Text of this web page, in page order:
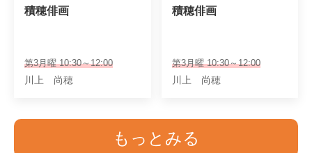
積穂俳画
第3月曜 10:30～12:00
川上 尚穂
積穂俳画
第3月曜 10:30～12:00
川上 尚穂
もっとみる